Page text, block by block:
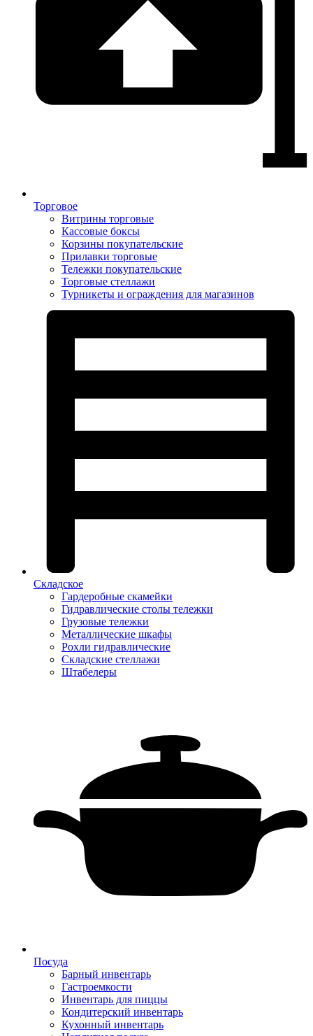
Торговое
Витрины торговые
Кассовые боксы
Корзины покупательские
Прилавки торговые
Тележки покупательские
Торговые стеллажи
Турникеты и ограждения для магазинов
Складское
Гардеробные скамейки
Гидравлические столы тележки
Грузовые тележки
Металлические шкафы
Рохли гидравлические
Складские стеллажи
Штабелеры
Посуда
Барный инвентарь
Гастроемкости
Инвентарь для пиццы
Кондитерский инвентарь
Кухонный инвентарь